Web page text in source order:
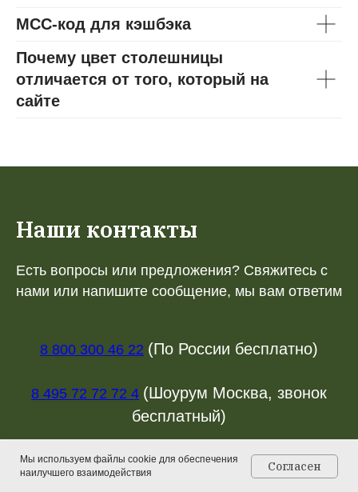
Главная Каталог
МСС-код для кэшбэка
Почему цвет столешницы
отличается от того, который на
сайте
Наши контакты
Есть вопросы или предложения? Свяжитесь с
нами или напишите сообщение, мы вам ответим
8 800 300 46 22 (По России бесплатно)
8 495 72 72 72 4 (Шоурум Москва, звонок
бесплатный)
8 812 33 05 09 9 (Шоурум СПб, звонок
Мы используем файлы cookie для обеспечения
наилучшего взаимодействия
Согласен